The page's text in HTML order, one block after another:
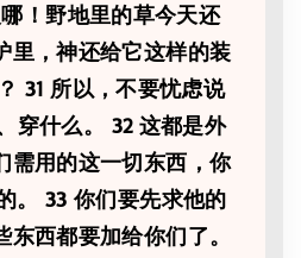
！野地里的草今天还
里，神还给它这样的装
31 所以，不要忧虑说
穿什么。 32 这都是外
需用的这一切东西，你
。 33 你们要先求他的
西都要加给你们了。